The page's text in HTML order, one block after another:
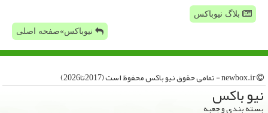
بلاگ نیوباکس
نیوباکس»صفحه اصلی
نیو باكس
بسته بندی و جعبه